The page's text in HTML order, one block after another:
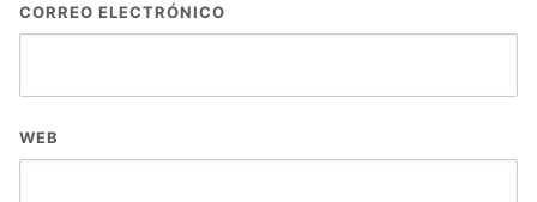
CORREO ELECTRÓNICO
WEB